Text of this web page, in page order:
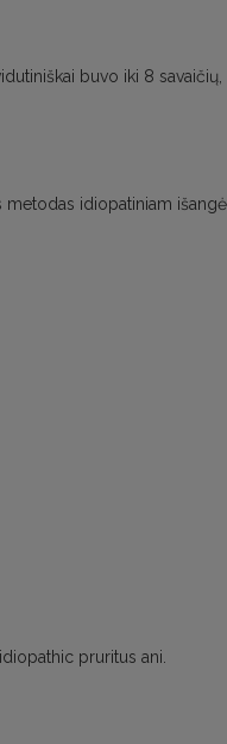
buvo iki 8 savaičių,
idiopatiniam
pruritus ani.